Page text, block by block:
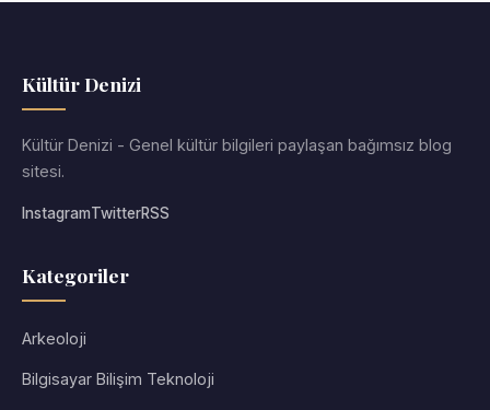
Kültür Denizi
Kültür Denizi - Genel kültür bilgileri paylaşan bağımsız blog
sitesi.
InstagramTwitterRSS
Kategoriler
Arkeoloji
Bilgisayar Bilişim Teknoloji